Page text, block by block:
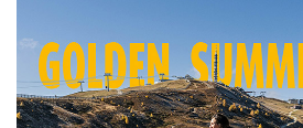
Region: